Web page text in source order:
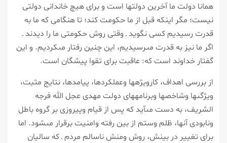
همانا دولت ما آخرين دولت‏ها است و براى هيچ خاندانى دولتى
نيست؛ مگر اينكه قبل از ما حكومت كند؛ تا هنگامى كه ما به
قدرت رسيديم كسى نگويد ـ وقتى روش حكومتى ما را ديدند ـ
اگر ما نيز به قدرت مى‏رسيديم، اين چنين رفتار مى‏كرديم. و اين
گفتار خداوند است كه: عاقبت براى تقوا پيشگان است.
از بررسى اهداف، كارويژه‏ها وعملكردها، پيامدها، نتايج مثبت،
ويژگى‏ها وشاخص‏ها وبرنامه‏هاى دولت مهدى عجل الله فرجه
الشريف، به دست مى‏آيد كه پس از قيام وپيروزى بر گروه باطل
ونابودى آنها، ظلم وستم از بين رفته وامنيت برقرار مى‏شود. اما
براى تغيير در بينش، روش ومنش ناسالم مردم ـ كه ساليان